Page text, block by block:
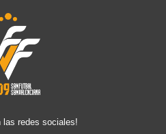
las redes sociales!